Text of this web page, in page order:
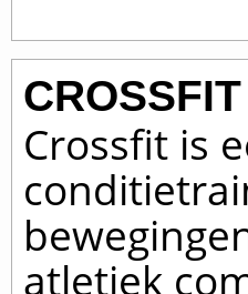
Crossfit is
atletiek